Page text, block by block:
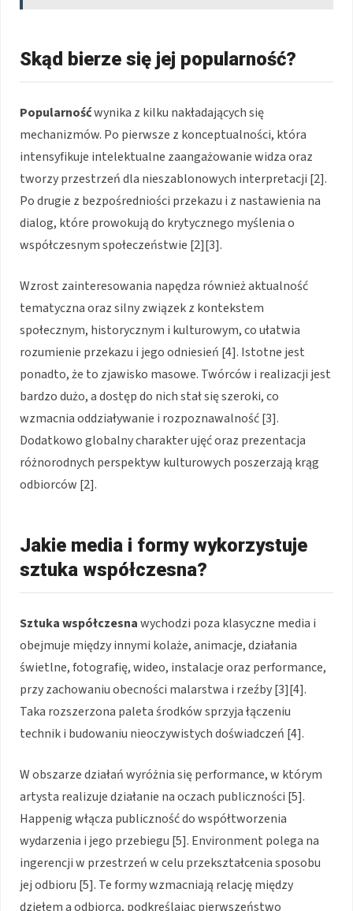
Skąd bierze się jej popularność?
Popularnośćwynika z kilku nakładających się
mechanizmów. Po pierwsze z konceptualności, która
intensyfikuje intelektualne zaangażowanie widza oraz
tworzy przestrzeń dla nieszablonowych interpretacji [2].
Po drugie z bezpośredniości przekazu i z nastawienia na
dialog, które prowokują do krytycznego myślenia o
współczesnym społeczeństwie [2][3].
Wzrost zainteresowania napędza również aktualność
tematyczna oraz silny związek z kontekstem
społecznym, historycznym i kulturowym, co ułatwia
rozumienie przekazu i jego odniesień [4]. Istotne jest
ponadto, że to zjawisko masowe. Twórców i realizacji jest
bardzo dużo, a dostęp do nich stał się szeroki, co
wzmacnia oddziaływanie i rozpoznawalność [3].
Dodatkowo globalny charakter ujęć oraz prezentacja
różnorodnych perspektyw kulturowych poszerzają krąg
odbiorców [2].
Jakie media i formy wykorzystuje
sztuka współczesna?
Sztuka współczesnawychodzi poza klasyczne media i
obejmuje między innymi kolaże, animacje, działania
świetlne, fotografię, wideo, instalacje oraz performance,
przy zachowaniu obecności malarstwa i rzeźby [3][4].
Taka rozszerzona paleta środków sprzyja łączeniu
technik i budowaniu nieoczywistych doświadczeń [4].
W obszarze działań wyróżnia się performance, w którym
artysta realizuje działanie na oczach publiczności [5].
Happenig włącza publiczność do współtworzenia
wydarzenia i jego przebiegu [5]. Environment polega na
ingerencji w przestrzeń w celu przekształcenia sposobu
jej odbioru [5]. Te formy wzmacniają relację między
dziełem a odbiorcą, podkreślając pierwszeństwo